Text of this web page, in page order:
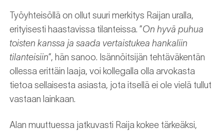
Työyhteisöllä on ollut suuri merkitys Raijan uralla,
erityisesti haastavissa tilanteissa. ”On hyvä puhua
toisten kanssa ja saada vertaistukea hankaliin
tilanteisiin”, hän sanoo. Isännöitsijän tehtäväkentän
ollessa erittäin laaja, voi kollegalla olla arvokasta
tietoa sellaisesta asiasta, jota itsellä ei ole vielä tullut
vastaan lainkaan.
Alan muuttuessa jatkuvasti Raija kokee tärkeäksi,